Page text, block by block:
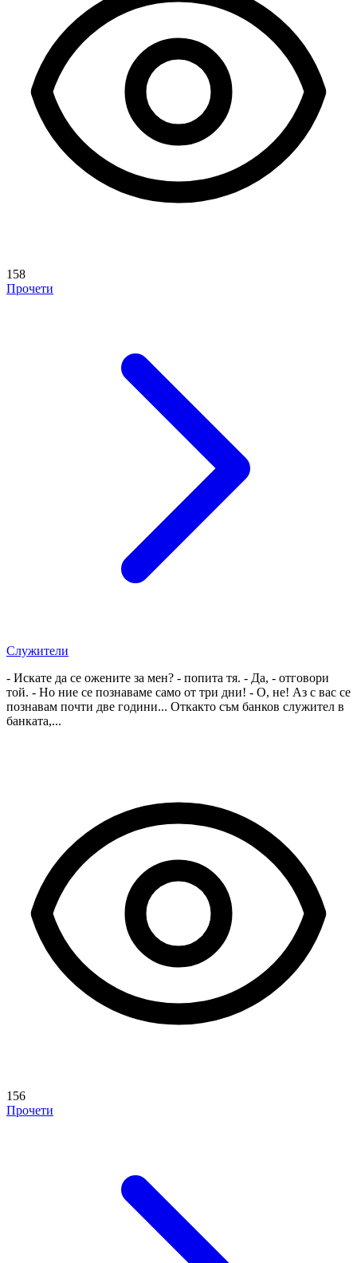
158
Прочети
Служители
- Искате да се ожените за мен? - попита тя. - Да, - отговори
той. - Но ние се познаваме само от три дни! - О, не! Аз с вас се
познавам почти две години... Откакто съм банков служител в
банката,...
156
Прочети